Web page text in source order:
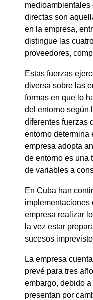
directas son
en la empresa,
distingue las
proveedores,
Estas fuerzas
diversa sobre las
formas en que lo
del entorno según
diferentes fuerzas
entorno determina
empresa adopta
de entorno es una
de variables a
En Cuba han
implementaciones
empresa realizar
la vez estar
sucesos
La empresa
prevé para tres
embargo, debido
presentan por